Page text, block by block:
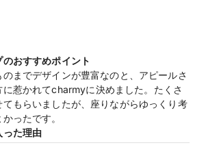
合わせではなく、オリジナリティを出し
輪はブルーのメレダイヤを。結婚指輪に
材をあしらったデザインにしました。他
素敵な組み合わせを購入できて嬉しいで
ころ
のシャンパンをご提供いただき、さらに
いただけました。実際に指輪が届くまで
て心待ちにしています。購入日も思い出
とができました。
おすすめポイント
までデザインが豊富なのと、アピールさ
惹かれてcharmyに決めました。たくさ
てもらいましたが、座りながらゆっくり考
ったです。
った理由
決めていたのでダイヤ有でいろいろと試